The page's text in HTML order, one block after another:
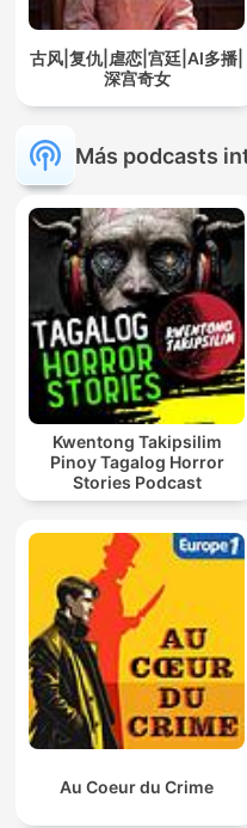
古风|复仇|虐恋|宫廷|AI多播|
深宫奇女
Más podcasts
Kwentong Takipsilim
Pinoy Tagalog Horror
Stories Podcast
Au Coeur du Crime